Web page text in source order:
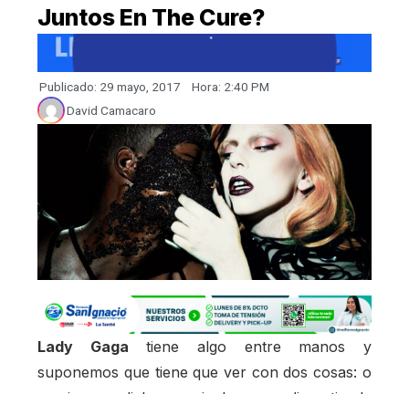
Juntos En The Cure?
Publicado: 29 mayo, 2017 Hora: 2:40 PM
David Camacaro
Lady Gaga tiene algo entre manos y
suponemos que tiene que ver con dos cosas: o